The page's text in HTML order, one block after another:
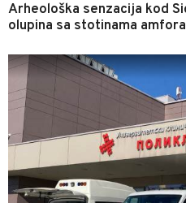
Arheološka senzacija kod
olupina sa stotinama